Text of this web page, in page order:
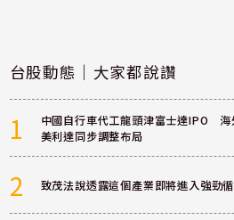
台股動態｜大家都說讚
1
中國自行車代工龍頭津富士達IPO 海
美利達同步調整布局
2 致茂法說透露這個產業即將進入強勁循